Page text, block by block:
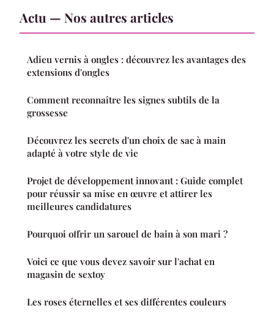
Actu — Nos autres articles
Adieu vernis à ongles : découvrez les avantages des
extensions d'ongles
Comment reconnaître les signes subtils de la
grossesse
Découvrez les secrets d'un choix de sac à main
adapté à votre style de vie
Projet de développement innovant : Guide complet
pour réussir sa mise en œuvre et attirer les
meilleures candidatures
Pourquoi offrir un sarouel de bain à son mari ?
Voici ce que vous devez savoir sur l'achat en
magasin de sextoy
Les roses éternelles et ses différentes couleurs